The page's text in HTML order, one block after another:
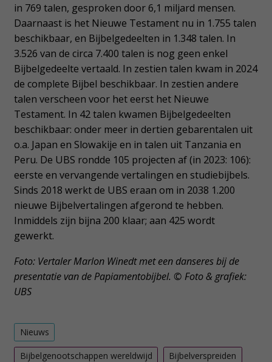
in 769 talen, gesproken door 6,1 miljard mensen.
Daarnaast is het Nieuwe Testament nu in 1.755 talen
beschikbaar, en Bijbelgedeelten in 1.348 talen. In
3.526 van de circa 7.400 talen is nog geen enkel
Bijbelgedeelte vertaald. In zestien talen kwam in 2024
de complete Bijbel beschikbaar. In zestien andere
talen verscheen voor het eerst het Nieuwe
Testament. In 42 talen kwamen Bijbelgedeelten
beschikbaar: onder meer in dertien gebarentalen uit
o.a. Japan en Slowakije en in talen uit Tanzania en
Peru. De UBS rondde 105 projecten af (in 2023: 106):
eerste en vervangende vertalingen en studiebijbels.
Sinds 2018 werkt de UBS eraan om in 2038 1.200
nieuwe Bijbelvertalingen afgerond te hebben.
Inmiddels zijn bijna 200 klaar; aan 425 wordt
gewerkt.
Foto: Vertaler Marlon Winedt met een danseres bij de
presentatie van de Papiamentobijbel. © Foto & grafiek:
UBS
Nieuws
Bijbelgenootschappen wereldwijd Bijbelverspreiden